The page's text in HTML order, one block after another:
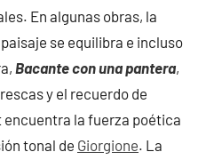
En algunas obras, la
se equilibra e incluso
Bacante con una pantera,
y el recuerdo de
encuentra la fuerza poética
tonal de Giorgione. La